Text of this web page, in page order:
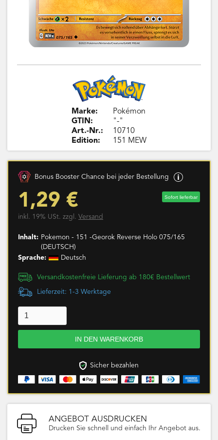
Marke:
GTIN:
Art.-Nr.:
Edition:
Pokémon
"-"
10710
151 MEW
Bonus Booster Chance bei jeder Bestellung
1,29 € Sofort lieferbar
inkl. 19% USt. zzgl. Versand
Inhalt: Pokemon - 151 -Georok Reverse Holo 075/165
(DEUTSCH)
Sprache:
Deutsch
Versandkostenfreie Lieferung ab 180€ Bestellwert
Lieferzeit: 1-3 Werktage
Sicher bezahlen
ANGEBOT AUSDRUCKEN
Drucken Sie schnell und einfach Ihr Angebot aus.